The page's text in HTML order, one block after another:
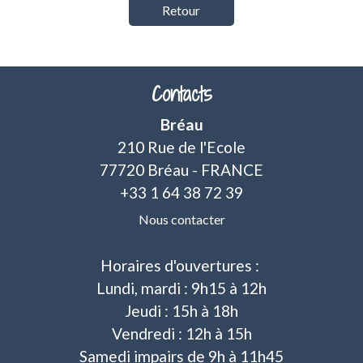
Retour
Contacts
Bréau
210 Rue de l'Ecole
77720 Bréau - FRANCE
+33 1 64 38 72 39
Nous contacter
Horaires d'ouvertures :
Lundi, mardi : 9h15 à 12h
Jeudi : 15h à 18h
Vendredi : 12h à 15h
Samedi impairs de 9h à 11h45